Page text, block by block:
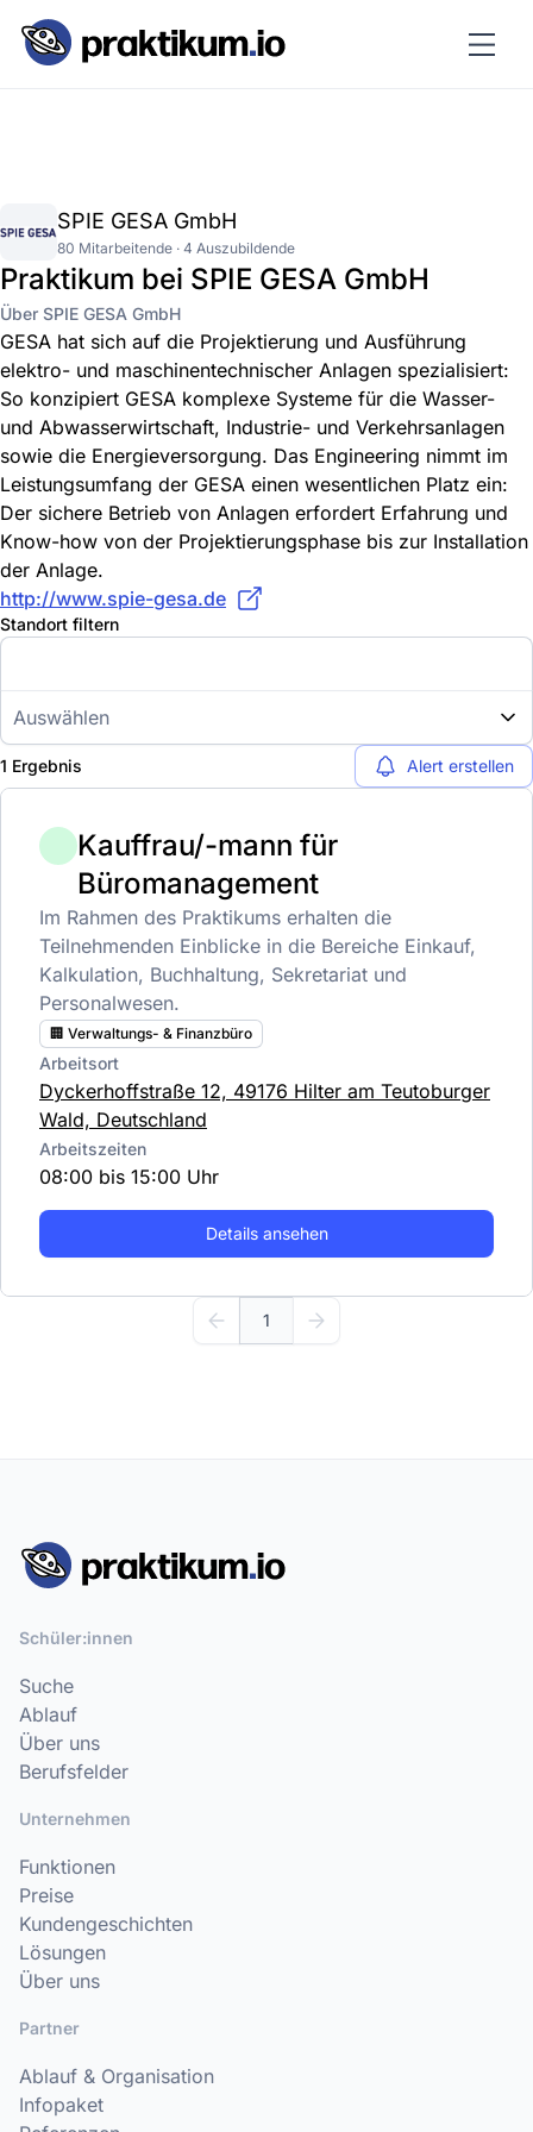
SPIE GESA GmbH
80 Mitarbeitende · 4 Auszubildende
Praktikum bei SPIE GESA GmbH
Über SPIE GESA GmbH
GESA hat sich auf die Projektierung und Ausführung
elektro- und maschinentechnischer Anlagen spezialisiert:
So konzipiert GESA komplexe Systeme für die Wasser-
und Abwasserwirtschaft, Industrie- und Verkehrsanlagen
sowie die Energieversorgung. Das Engineering nimmt im
Leistungsumfang der GESA einen wesentlichen Platz ein:
Der sichere Betrieb von Anlagen erfordert Erfahrung und
Know-how von der Projektierungsphase bis zur Installation
der Anlage.
http://www.spie-gesa.de
Standort filtern
Auswählen
1 Ergebnis Alert erstellen
Kauffrau/-mann für
Büromanagement
Im Rahmen des Praktikums erhalten die
Teilnehmenden Einblicke in die Bereiche Einkauf,
Kalkulation, Buchhaltung, Sekretariat und
Personalwesen.
🏢 Verwaltungs- & Finanzbüro
Arbeitsort
Dyckerhoffstraße 12, 49176 Hilter am Teutoburger
Wald, Deutschland
Arbeitszeiten
08:00 bis 15:00 Uhr
Details ansehen
1
Schüler:innen
Suche
Ablauf
Über uns
Berufsfelder
Unternehmen
Funktionen
Preise
Kundengeschichten
Lösungen
Über uns
Partner
Ablauf & Organisation
Infopaket